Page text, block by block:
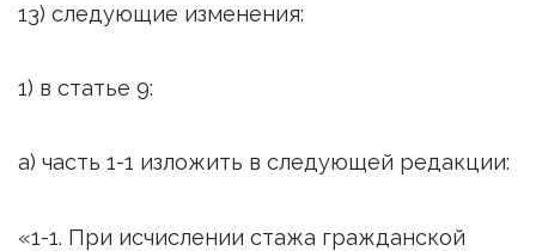
13) следующие изменения:
1) в статье 9:
а) часть 1-1 изложить в следующей редакции:
«1-1. При исчислении стажа гражданской